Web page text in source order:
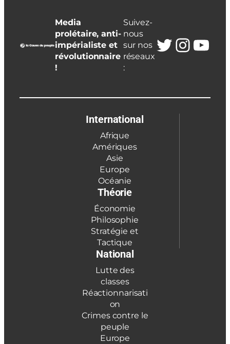
Media
prolétaire, anti-
impérialiste et
révolutionnaire
!
Suivez-
nous
sur nos
réseaux
:
Twitter
International
Afrique
Amériques
Asie
Europe
Océanie
Théorie
Économie
Philosophie
Stratégie et
Tactique
National
Lutte des
classes
Réactionnarisati
on
Crimes contre le
peuple
Europe